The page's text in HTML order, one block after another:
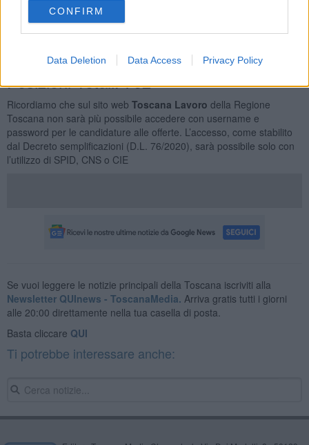
CONFIRM
Data Deletion Data Access Privacy Policy
Lavoro a Tempo Determinato
Lavoro a Tempo Indeterminato
Apprendistato Professionalizzante O Contratto di
Posizioni Totali: 762
Ricordiamo che sul sito web Toscana Lavoro della Regione
Toscana non sarà più possibile accedere con username e
password per le candidature alle offerte. L’accesso, come stabilito
dal Decreto semplificazioni (D.L. 76/2020), sarà possibile solo con
l’utilizzo di SPID, CNS o CIE
Se vuoi leggere le notizie principali della Toscana iscriviti alla
Newsletter QUInews - ToscanaMedia. Arriva gratis tutti i giorni
alle 20:00 direttamente nella tua casella di posta.
Basta cliccare QUI
Ti potrebbe interessare anche: